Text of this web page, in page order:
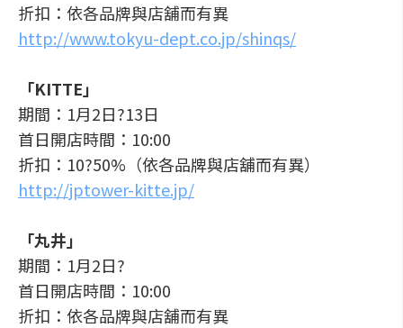
折扣：依各品牌與店舖而有異
http://www.tokyu-dept.co.jp/shinqs/
「KITTE」
期間：1月2日?13日
首日開店時間：10:00
折扣：10?50%（依各品牌與店舖而有異）
http://jptower-kitte.jp/
「丸井」
期間：1月2日?
首日開店時間：10:00
折扣：依各品牌與店舖而有異